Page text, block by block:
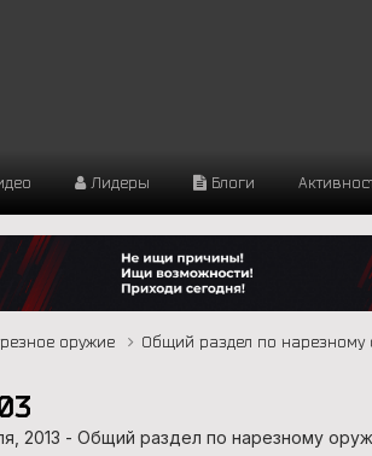
Лидеры Блоги
оружие Общий раздел по нарезному
2013 -Общий раздел по нарезному